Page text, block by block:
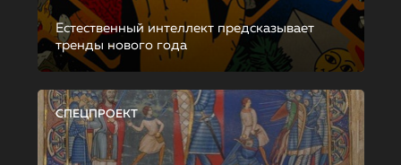
Естественный интеллект предсказывает
тренды нового года
СПЕЦПРОЕКТ